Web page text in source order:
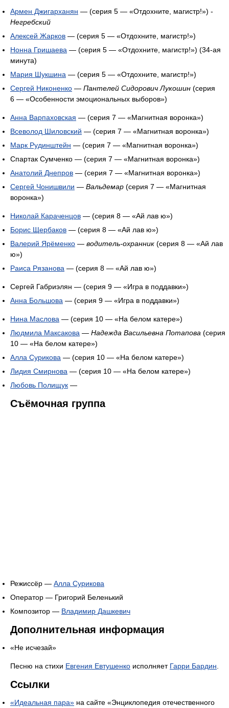
Армен Джигарханян — (серия 5 — «Отдохните, магистр!») -
Негребский
Алексей Жарков — (серия 5 — «Отдохните, магистр!»)
Нонна Гришаева — (серия 5 — «Отдохните, магистр!») (34-ая
минута)
Мария Шукшина — (серия 5 — «Отдохните, магистр!»)
Сергей Никоненко — Пантелей Сидорович Лукошин (серия
6 — «Особенности эмоциональных выборов»)
Анна Варпаховская — (серия 7 — «Магнитная воронка»)
Всеволод Шиловский — (серия 7 — «Магнитная воронка»)
Марк Рудинштейн — (серия 7 — «Магнитная воронка»)
Спартак Сумченко — (серия 7 — «Магнитная воронка»)
Анатолий Днепров — (серия 7 — «Магнитная воронка»)
Сергей Чонишвили — Вальдемар (серия 7 — «Магнитная
воронка»)
Николай Караченцов — (серия 8 — «Ай лав ю»)
Борис Щербаков — (серия 8 — «Ай лав ю»)
Валерий Ярёменко — водитель-охранник (серия 8 — «Ай лав
ю»)
Раиса Рязанова — (серия 8 — «Ай лав ю»)
Сергей Габриэлян — (серия 9 — «Игра в поддавки»)
Анна Большова — (серия 9 — «Игра в поддавки»)
Нина Маслова — (серия 10 — «На белом катере»)
Людмила Максакова — Надежда Васильевна Потапова (серия
10 — «На белом катере»)
Алла Сурикова — (серия 10 — «На белом катере»)
Лидия Смирнова — (серия 10 — «На белом катере»)
Любовь Полищук —
Съёмочная группа
Режиссёр — Алла Сурикова
Оператор — Григорий Беленький
Композитор — Владимир Дашкевич
Дополнительная информация
«Не исчезай»
Песню на стихи Евгения Евтушенко исполняет Гарри Бардин
Ссылки
«Идеальная пара» на сайте «Энциклопедия отечественного